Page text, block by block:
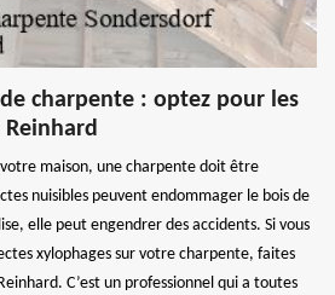
charpente : optez pour les
maison, une charpente doit être
nuisibles peuvent endommager le bois de
elle peut engendrer des accidents. Si vous
xylophages sur votre charpente, faites
C’est un professionnel qui a toutes